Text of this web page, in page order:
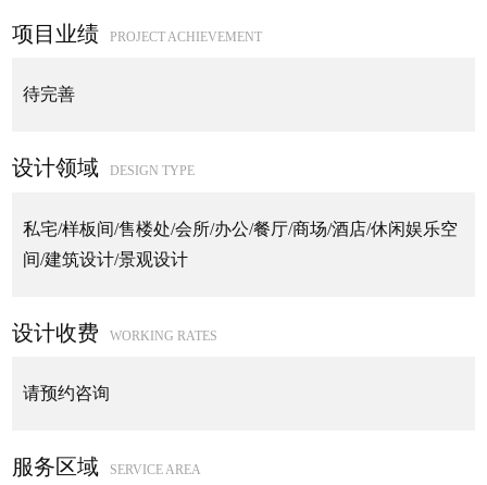
项目业绩 PROJECT ACHIEVEMENT
待完善
设计领域 DESIGN TYPE
私宅/样板间/售楼处/会所/办公/餐厅/商场/酒店/休闲娱乐空
间/建筑设计/景观设计
设计收费 WORKING RATES
请预约咨询
服务区域 SERVICE AREA